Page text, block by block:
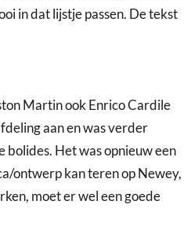
in dat lijstje passen. De tekst
Martin ook Enrico Cardile
aan en was verder
Het was opnieuw een
ontwerp kan teren op Newey,
moet er wel een goede